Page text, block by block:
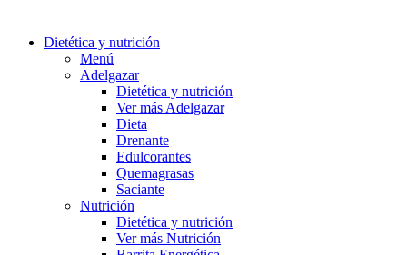
Dietética y nutrición
Menú
Adelgazar
Dietética y nutrición
Ver más Adelgazar
Dieta
Drenante
Edulcorantes
Quemagrasas
Saciante
Nutrición
Dietética y nutrición
Ver más Nutrición